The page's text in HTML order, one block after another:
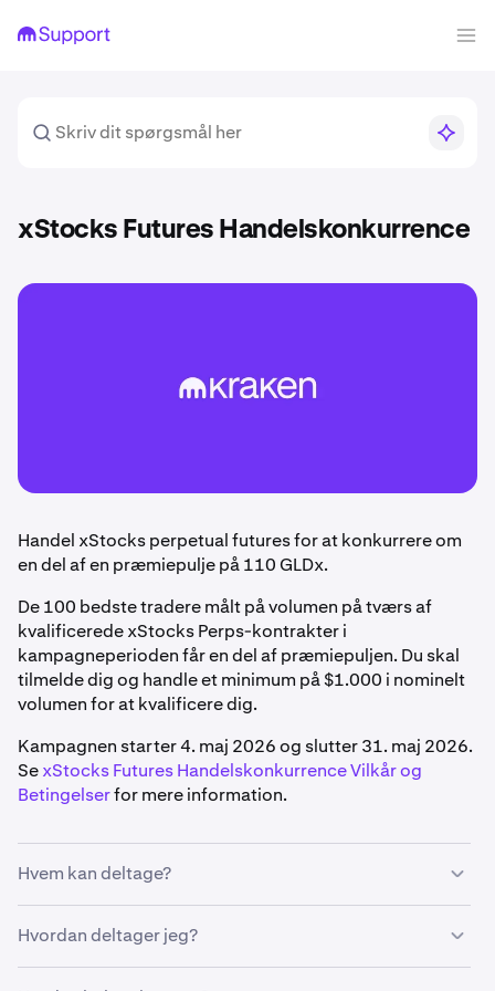
xStocks Futures Handelskonkurrence
Handel xStocks perpetual futures for at konkurrere om
en del af en præmiepulje på 110 GLDx.
De 100 bedste tradere målt på volumen på tværs af
kvalificerede xStocks Perps-kontrakter i
kampagneperioden får en del af præmiepuljen. Du skal
tilmelde dig og handle et minimum på $1.000 i nominelt
volumen for at kvalificere dig.
Kampagnen starter 4. maj 2026 og slutter 31. maj 2026.
SexStocks Futures Handelskonkurrence Vilkår og
Betingelserfor mere information.
Hvem kan deltage?
For at kvalificere dig skal du:
Bo i en understøttet region (USA, Storbritannien,
Hvordan deltager jeg?